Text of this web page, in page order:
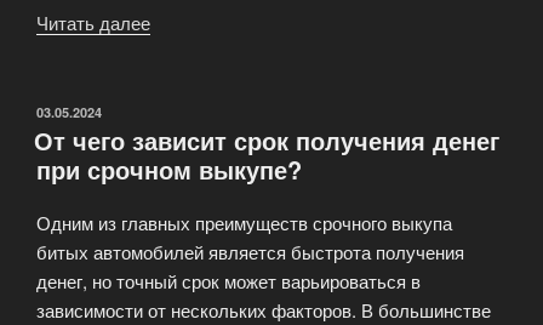
Читать далее
выкуп:
что
для
владельца?»
ОПУБЛИКОВАНО
03.05.2024
От чего зависит срок получения денег
при срочном выкупе?
Одним из главных преимуществ срочного выкупа
битых автомобилей является быстрота получения
денег, но точный срок может варьироваться в
зависимости от нескольких факторов. В большинстве